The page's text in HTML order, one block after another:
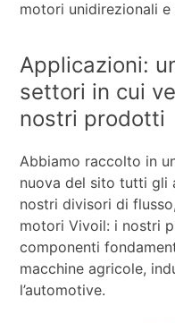
motori unidirezionali
Applicazioni:
settori in cui
nostri prodotti
Abbiamo raccolto in
nuova del sito tutti gli
nostri divisori di
motori Vivoil: i nostri
componenti
macchine agricole,
l’automotive.